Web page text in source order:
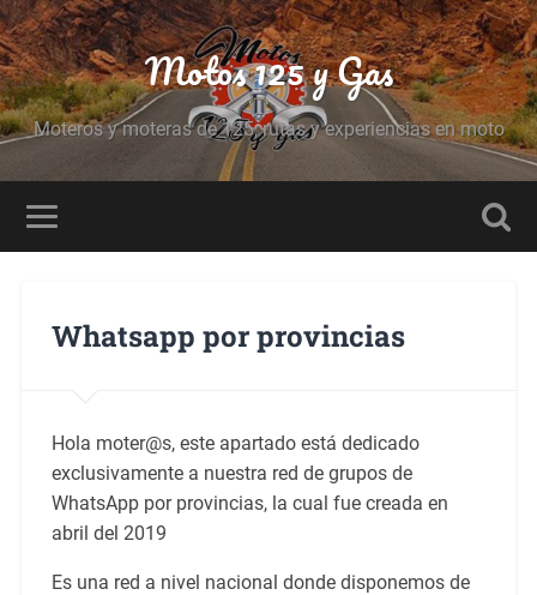
Motos 125 y Gas
Moteros y moteras de 125, rutas y experiencias en moto
Whatsapp por provincias
Hola moter@s, este apartado está dedicado
exclusivamente a nuestra red de grupos de
WhatsApp por provincias, la cual fue creada en
abril del 2019
Es una red a nivel nacional donde disponemos de